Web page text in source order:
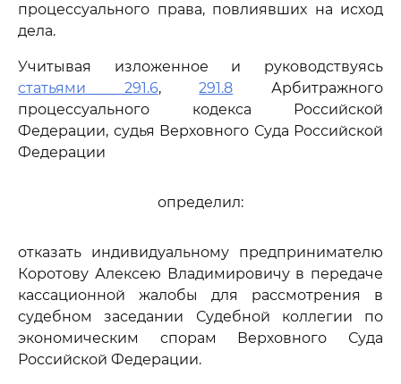
процессуального права, повлиявших на исход
дела.
Учитывая изложенное и руководствуясь
статьями 291.6,291.8 Арбитражного
процессуального кодекса Российской
Федерации, судья Верховного Суда Российской
Федерации
определил:
отказать индивидуальному предпринимателю
Коротову Алексею Владимировичу в передаче
кассационной жалобы для рассмотрения в
судебном заседании Судебной коллегии по
экономическим спорам Верховного Суда
Российской Федерации.